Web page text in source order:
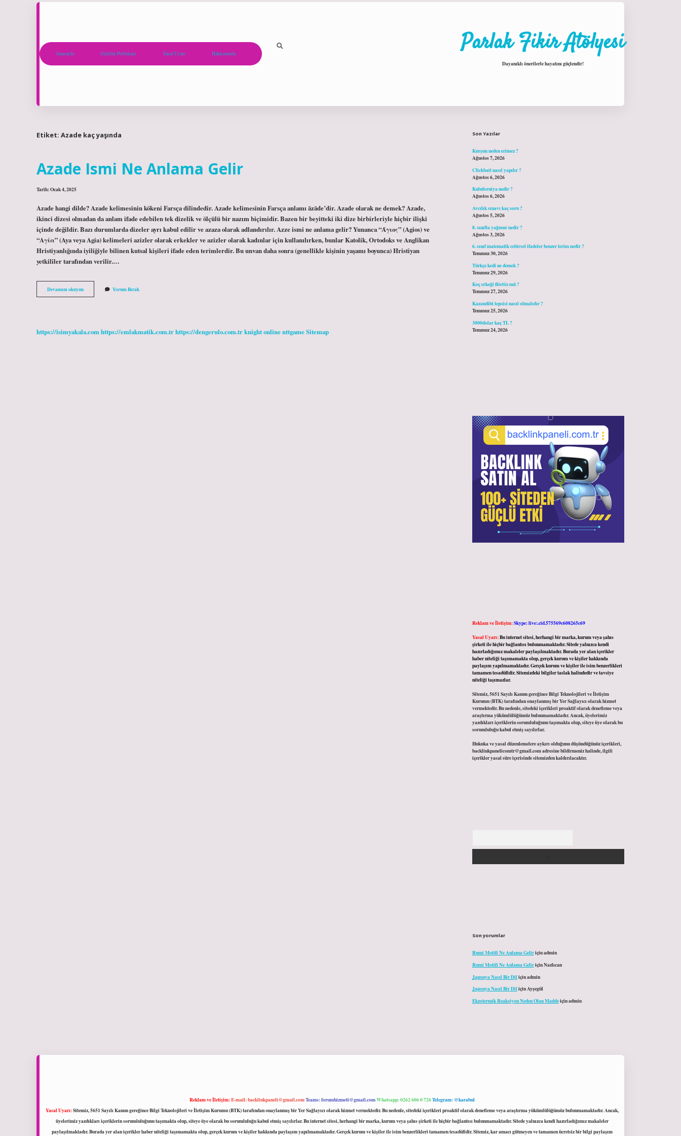
Anasayfa Gizlilik Politikası Yasal Uyarı Hakkımızda Parlak Fikir Atölyesi
Dayanıklı önerilerle hayatını güçlendir!
Etiket: Azade kaç yaşında
Azade Ismi Ne Anlama Gelir
Tarih: Ocak 4, 2025
Azade hangi dilde? Azade kelimesinin kökeni Farsça dilindedir. Azade kelimesinin Farsça anlamı āzāde’dir. Azade olarak ne demek? Azade,
ikinci dizesi olmadan da anlam ifade edebilen tek dizelik ve ölçülü bir nazım biçimidir. Bazen bir beyitteki iki dize birbirleriyle hiçbir ilişki
içinde değildir. Bazı durumlarda dizeler ayrı kabul edilir ve azaza olarak adlandırılır. Azze ismi ne anlama gelir? Yunanca “Άγιος” (Agios) ve
“Αγία” (Aya veya Agia) kelimeleri azizler olarak erkekler ve azizler olarak kadınlar için kullanılırken, bunlar Katolik, Ortodoks ve Anglikan
Hristiyanlığında iyiliğiyle bilinen kutsal kişileri ifade eden terimlerdir. Bu unvan daha sonra (genellikle kişinin yaşamı boyunca) Hristiyan
yetkililer tarafından verilir.…
Devamını okuyunAzade
Ismi
Yorum Bırak
https://isimyakala.comhttps://emlakmatik.com.trhttps://dengerulo.com.trknight onlinenttgameSitemap
Son Yazılar
Kurşun neden erimez ?
Ağustos 7, 2026
Clickbait nasıl yapılır ?
Ağustos 6, 2026
Kuluforniya nedir ?
Ağustos 6, 2026
Avcılık sınavı kaç soru ?
Ağustos 5, 2026
8. sınıfta yağmur nedir ?
Ağustos 3, 2026
6. sınıf matematik cebirsel ifadeler benzer terim nedir ?
Temmuz 30, 2026
Türkçe kedi ne demek ?
Temmuz 29, 2026
Koç erkeği flörtöz mü ?
Temmuz 27, 2026
Kazandibi tepsisi nasıl olmalıdır ?
Temmuz 25, 2026
3000dolar kaç TL ?
Temmuz 24, 2026
Reklam ve İletişim:Skype: live:.cid.575569c608265c69
Yasal Uyarı:Bu internet sitesi, herhangi bir marka, kurum veya şahıs
şirketi ile hiçbir bağlantısı bulunmamaktadır. Sitede yalnızca kendi
hazırladığımız makaleler paylaşılmaktadır. Burada yer alan içerikler
haber niteliği taşımamakta olup, gerçek kurum ve kişiler hakkında
paylaşım yapılmamaktadır. Gerçek kurum ve kişiler ile isim benzerlikleri
tamamen tesadüfidir. Sitemizdeki bilgiler taslak halindedir ve tavsiye
niteliği taşımazlar.
Sitemiz, 5651 Sayılı Kanun gereğince Bilgi Teknolojileri ve İletişim
Kurumu (BTK) tarafından onaylanmış bir Yer Sağlayıcı olarak hizmet
vermektedir. Bu nedenle, sitedeki içerikleri proaktif olarak denetleme veya
araştırma yükümlülüğümüz bulunmamaktadır. Ancak, üyelerimiz
yazdıkları içeriklerin sorumluluğunu taşımakta olup, siteye üye olarak bu
sorumluluğu kabul etmiş sayılırlar.
Hukuka ve yasal düzenlemelere aykırı olduğunu düşündüğünüz içerikleri,
backlinkpanelicomtr@gmail.comadresine bildirmeniz halinde, ilgili
içerikler yasal süre içerisinde sitemizden kaldırılacaktır.
Son yorumlar
Rumi Motifi Ne Anlama Geliriçinadmin
Rumi Motifi Ne Anlama GeliriçinNazlıcan
Japonya Nasıl Bir Dil içinadmin
Japonya Nasıl Bir DiliçinAyşegül
Ekzotermik Reaksiyon Neden Olan Maddeiçinadmin
Reklam ve İletişim:E-mail:backlinkpaneli@gmail.comTeams:forumhizmeti@gmail.comWhatsapp: 0262 606 0 726Telegram: @karabul
Yasal Uyarı:Sitemiz, 5651 Sayılı Kanun gereğince Bilgi Teknolojileri ve İletişim Kurumu (BTK) tarafından onaylanmış bir Yer Sağlayıcı olarak hizmet vermektedir. Bu nedenle, sitedeki içerikleri proaktif olarak denetleme veya araştırma yükümlülüğümüz bulunmamaktadır. Ancak,
üyelerimiz yazdıkları içeriklerin sorumluluğunu taşımakta olup, siteye üye olarak bu sorumluluğu kabul etmiş sayılırlar. Bu internet sitesi, herhangi bir marka, kurum veya şahıs şirketi ile hiçbir bağlantısı bulunmamaktadır. Sitede yalnızca kendi hazırladığımız makaleler
paylaşılmaktadır. Burada yer alan içerikler haber niteliği taşımamakta olup, gerçek kurum ve kişiler hakkında paylaşım yapılmamaktadır. Gerçek kurum ve kişiler ile isim benzerlikleri tamamen tesadüfidir. Sitemiz, kar amacı gütmeyen ve tamamen ücretsiz bir bilgi paylaşım